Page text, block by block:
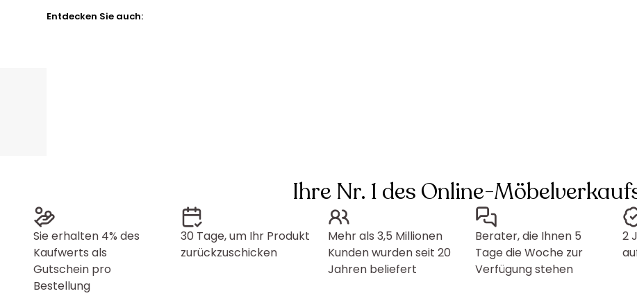
Entdecken Sie auch:
Ihre Nr. 1 des Online-
Sie erhalten 4% des
Kaufwerts als
Gutschein pro
Bestellung
30 Tage, um Ihr Produkt
zurückzuschicken
Mehr als 3,5 Millionen
Kunden wurden seit 20
Jahren beliefert
Berater, die Ihnen 5
Tage die Woche zur
Verfügung stehen
2